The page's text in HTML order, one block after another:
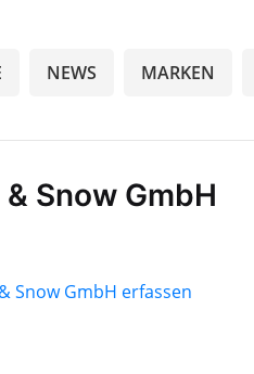
NEWS MARKEN
Snow GmbH
Snow GmbH erfassen